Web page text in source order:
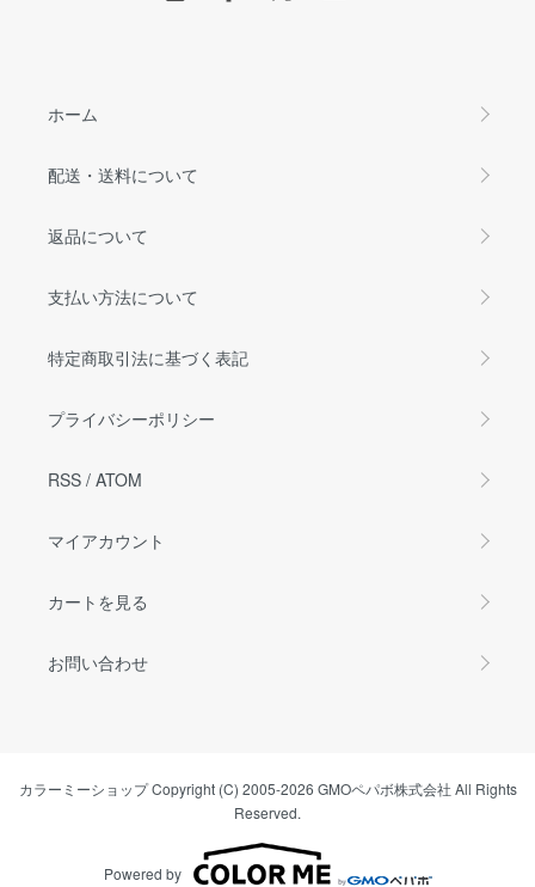
ホーム
配送・送料について
返品について
支払い方法について
特定商取引法に基づく表記
プライバシーポリシー
RSS / ATOM
マイアカウント
カートを見る
お問い合わせ
カラーミーショップCopyright (C) 2005-2026 GMOペパボ株式会社 All Rights
Reserved.
Powered by